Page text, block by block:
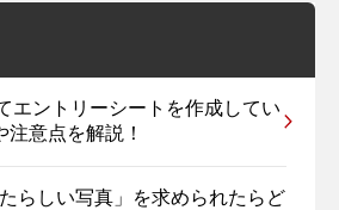
エントリーシートを作成してい
意点を解説！
らしい写真」を求められたらど